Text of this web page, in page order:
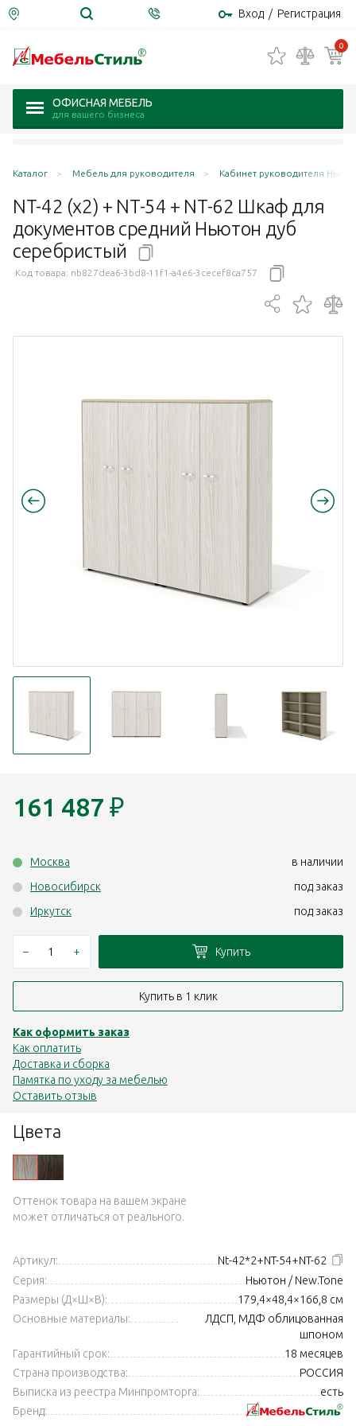
Вход / Регистрация
0
ОФИСНАЯ МЕБЕЛЬ
для вашего бизнеса
Каталог Мебель для руководителя Кабинет руководителя
NT-42 (х2) + NT-54 + NT-62 Шкаф для
документов средний Ньютон дуб
серебристый
Код товара: nb827dea6-3bd8-11f1-a4e6-3cecef8ca757
Цвета
Оттенок товара на вашем экране
может отличаться от реального.
Артикул:
Nt-42*2+NT-54+NT-62
Серия:
Ньютон / New.Tone
Размеры (Д×Ш×В):
179,4×48,4×166,8 см
Основные материалы:
ЛДСП, МДФ облицованная
шпоном
Гарантийный срок:
18 месяцев
Страна производства:
РОССИЯ
Выписка из реестра Минпромторга:
есть
Бренд:
161 487 ₽
Москва
в наличии
Новосибирск
под заказ
Иркутск
под заказ
– + Купить
Купить в 1 клик
Как оформить заказ
Как оплатить
Доставка и сборка
Памятка по уходу за мебелью
Оставить отзыв